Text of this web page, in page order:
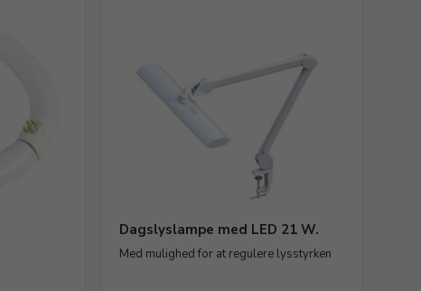
Dagslyslampe med LED 21 W.
Med mulighed for at regulere lysstyrken